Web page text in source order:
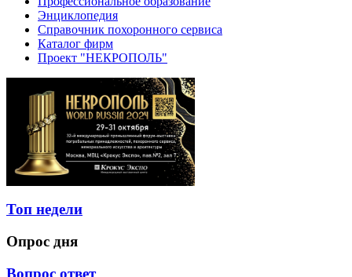
Энциклопедия
Справочник похоронного сервиса
Каталог фирм
Проект "НЕКРОПОЛЬ"
Топ недели
Опрос дня
Вопрос ответ